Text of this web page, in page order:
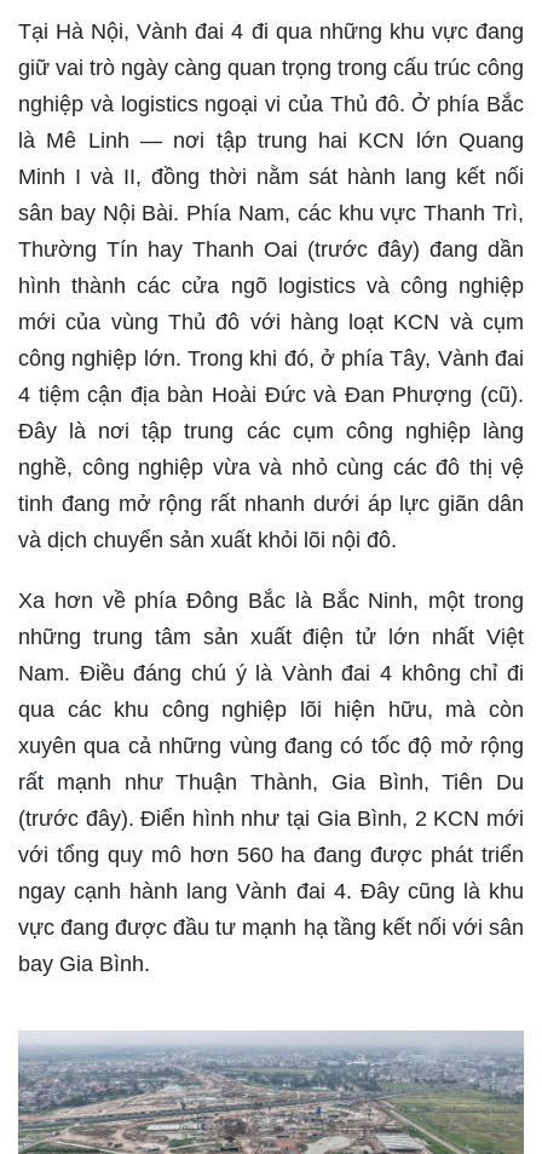
Tại Hà Nội, Vành đai 4 đi qua những khu vực đang
giữ vai trò ngày càng quan trọng trong cấu trúc công
nghiệp và logistics ngoại vi của Thủ đô. Ở phía Bắc
là Mê Linh — nơi tập trung hai KCN lớn Quang
Minh I và II, đồng thời nằm sát hành lang kết nối
sân bay Nội Bài. Phía Nam, các khu vực Thanh Trì,
Thường Tín hay Thanh Oai (trước đây) đang dần
hình thành các cửa ngõ logistics và công nghiệp
mới của vùng Thủ đô với hàng loạt KCN và cụm
công nghiệp lớn. Trong khi đó, ở phía Tây, Vành đai
4 tiệm cận địa bàn Hoài Đức và Đan Phượng (cũ).
Đây là nơi tập trung các cụm công nghiệp làng
nghề, công nghiệp vừa và nhỏ cùng các đô thị vệ
tinh đang mở rộng rất nhanh dưới áp lực giãn dân
và dịch chuyển sản xuất khỏi lõi nội đô.
Xa hơn về phía Đông Bắc là Bắc Ninh, một trong
những trung tâm sản xuất điện tử lớn nhất Việt
Nam. Điều đáng chú ý là Vành đai 4 không chỉ đi
qua các khu công nghiệp lõi hiện hữu, mà còn
xuyên qua cả những vùng đang có tốc độ mở rộng
rất mạnh như Thuận Thành, Gia Bình, Tiên Du
(trước đây). Điển hình như tại Gia Bình, 2 KCN mới
với tổng quy mô hơn 560 ha đang được phát triển
ngay cạnh hành lang Vành đai 4. Đây cũng là khu
vực đang được đầu tư mạnh hạ tầng kết nối với sân
bay Gia Bình.